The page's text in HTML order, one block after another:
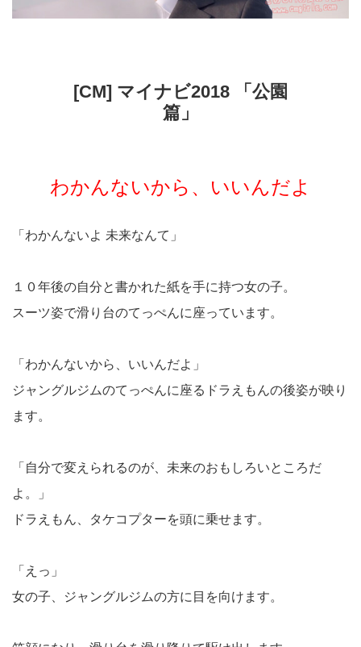
[CM] マイナビ2018 「公園
篇」
わかんないから、いいんだよ
「わかんないよ 未来なんて」
１０年後の自分と書かれた紙を手に持つ女の子。
スーツ姿で滑り台のてっぺんに座っています。
「わかんないから、いいんだよ」
ジャングルジムのてっぺんに座るドラえもんの後姿が映り
ます。
「自分で変えられるのが、未来のおもしろいところだ
よ。」
ドラえもん、タケコプターを頭に乗せます。
「えっ」
女の子、ジャングルジムの方に目を向けます。